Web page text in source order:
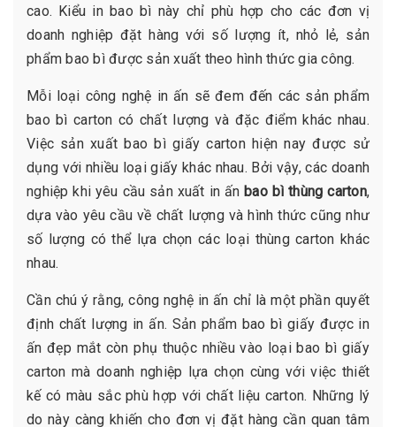
cao. Kiểu in bao bì này chỉ phù hợp cho các đơn vị
doanh nghiệp đặt hàng với số lượng ít, nhỏ lẻ, sản
phẩm bao bì được sản xuất theo hình thức gia công.
Mỗi loại công nghệ in ấn sẽ đem đến các sản phẩm
bao bì carton có chất lượng và đặc điểm khác nhau.
Việc sản xuất bao bì giấy carton hiện nay được sử
dụng với nhiều loại giấy khác nhau. Bởi vậy, các doanh
nghiệp khi yêu cầu sản xuất in ấn bao bì thùng carton,
dựa vào yêu cầu về chất lượng và hình thức cũng như
số lượng có thể lựa chọn các loại thùng carton khác
nhau.
Cần chú ý rằng, công nghệ in ấn chỉ là một phần quyết
định chất lượng in ấn. Sản phẩm bao bì giấy được in
ấn đẹp mắt còn phụ thuộc nhiều vào loại bao bì giấy
carton mà doanh nghiệp lựa chọn cùng với việc thiết
kế có màu sắc phù hợp với chất liệu carton. Những lý
do này càng khiến cho đơn vị đặt hàng cần quan tâm